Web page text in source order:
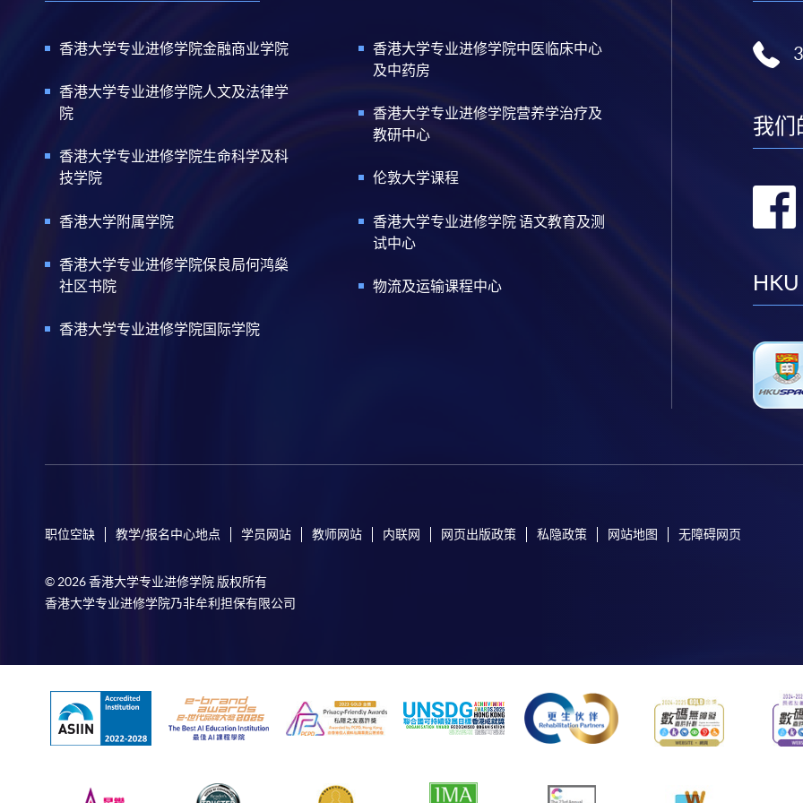
香港大学专业进修学院金融商业学院
香港大学专业进修学院人文及法律学
院
香港大学专业进修学院生命科学及科
技学院
香港大学附属学院
香港大学专业进修学院保良局何鸿燊
社区书院
香港大学专业进修学院国际学院
香港大学专业进修学院中医临床中心
及中药房
香港大学专业进修学院营养学治疗及
教研中心
伦敦大学课程
香港大学专业进修学院 语文教育及测
试中心
物流及运输课程中心
我们
HKU
职位空缺 教学/报名中心地点 学员网站 教师网站 内联网 网页出版政策 私隐政策 网站地图 无障碍网页
© 2026 香港大学专业进修学院 版权所有
香港大学专业进修学院乃非牟利担保有限公司